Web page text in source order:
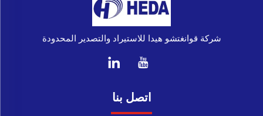
شركة قوانغتشو هيدا للاستيراد والتصدير المحدودة
اتصل بنا